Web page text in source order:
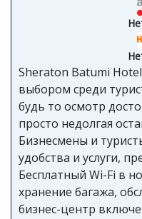
Sheraton Batumi
выбором среди
будь то осмотр
просто недолгая
Бизнесмены и
удобства и услуги,
Бесплатный Wi-Fi в
хранение багажа,
бизнес-центр
доступными для